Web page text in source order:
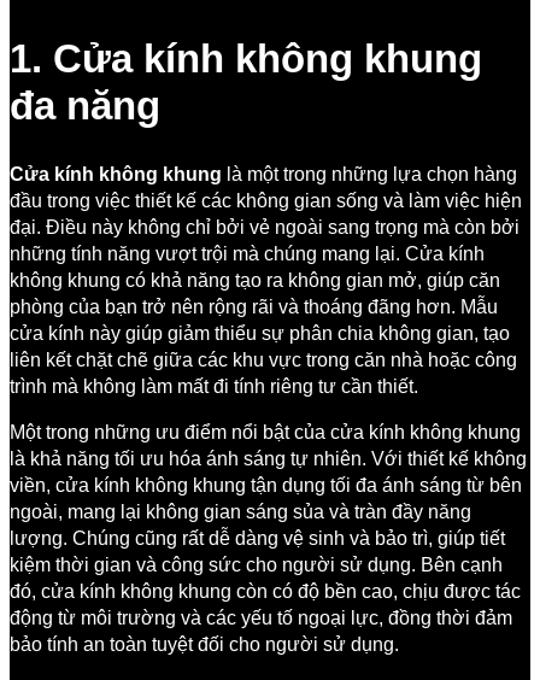
1. Cửa kính không khung
đa năng
Cửa kính không khung là một trong những lựa chọn hàng
đầu trong việc thiết kế các không gian sống và làm việc hiện
đại. Điều này không chỉ bởi vẻ ngoài sang trọng mà còn bởi
những tính năng vượt trội mà chúng mang lại. Cửa kính
không khung có khả năng tạo ra không gian mở, giúp căn
phòng của bạn trở nên rộng rãi và thoáng đãng hơn. Mẫu
cửa kính này giúp giảm thiểu sự phân chia không gian, tạo
liên kết chặt chẽ giữa các khu vực trong căn nhà hoặc công
trình mà không làm mất đi tính riêng tư cần thiết.
Một trong những ưu điểm nổi bật của cửa kính không khung
là khả năng tối ưu hóa ánh sáng tự nhiên. Với thiết kế không
viền, cửa kính không khung tận dụng tối đa ánh sáng từ bên
ngoài, mang lại không gian sáng sủa và tràn đầy năng
lượng. Chúng cũng rất dễ dàng vệ sinh và bảo trì, giúp tiết
kiệm thời gian và công sức cho người sử dụng. Bên cạnh
đó, cửa kính không khung còn có độ bền cao, chịu được tác
động từ môi trường và các yếu tố ngoại lực, đồng thời đảm
bảo tính an toàn tuyệt đối cho người sử dụng.